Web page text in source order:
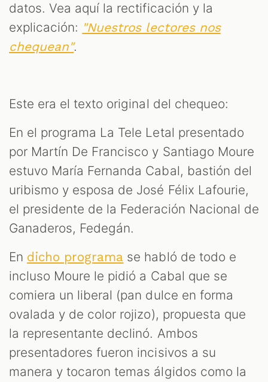
datos. Vea aquí la rectificación y la
explicación: "Nuestros lectores nos
chequean".
Este era el texto original del chequeo:
En el programa La Tele Letal presentado
por Martín De Francisco y Santiago Moure
estuvo María Fernanda Cabal, bastión del
uribismo y esposa de José Félix Lafourie,
el presidente de la Federación Nacional de
Ganaderos, Fedegán.
En dicho programa se habló de todo e
incluso Moure le pidió a Cabal que se
comiera un liberal (pan dulce en forma
ovalada y de color rojizo), propuesta que
la representante declinó. Ambos
presentadores fueron incisivos a su
manera y tocaron temas álgidos como la